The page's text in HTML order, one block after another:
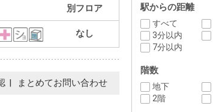
別フロア
なし
まとめてお問い合わせ
駅からの距離
すべて
3分以内
7分以内
階数
地下
2階